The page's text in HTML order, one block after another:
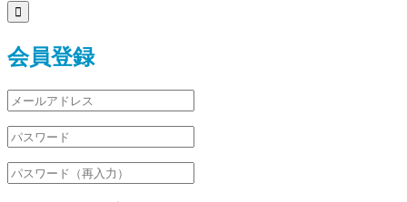

会員登録